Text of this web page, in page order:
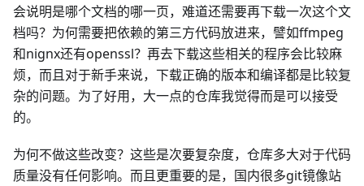
会说明是哪个文档的哪一页，难道还需要再下载一次这个文
档吗？为何需要把依赖的第三方代码放进来，譬如ffmpeg
和nignx还有openssl？再去下载这些相关的程序会比较麻
烦，而且对于新手来说，下载正确的版本和编译都是比较复
杂的问题。为了好用，大一点的仓库我觉得而是可以接受
的。
为何不做这些改变？这些是次要复杂度，仓库多大对于代码
质量没有任何影响。而且更重要的是，国内很多git镜像站